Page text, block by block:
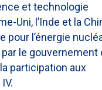
et technologie
Uni, l’Inde et la
pour l’énergie
le gouvernement
participation aux